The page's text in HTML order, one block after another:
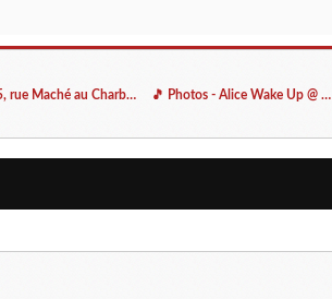
🍒 12/01/2024 - The Roost /Rock/ @ Rock Classic - 55, rue Maché au Charbon à 1000 Bruxelles - 21h00 - Entrée gratuite / Free entrance 🎵 Photos - Alice Wake Up @ Rock Classic - 05/01/2024